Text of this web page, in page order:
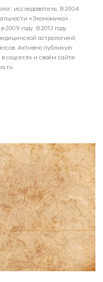
исследователь. В 2004
«Экономика».
году. В 2013 году
астрологией,
Активно публикую
соцсетях и своём сайте